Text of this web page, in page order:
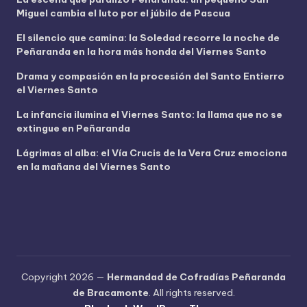
e
Miguel cambia el luto por el júbilo de Pascua
El silencio que camina: la Soledad recorre la noche de
Peñaranda en la hora más honda del Viernes Santo
Drama y compasión en la procesión del Santo Entierro
el Viernes Santo
La infancia ilumina el Viernes Santo: la llama que no se
extingue en Peñaranda
Lágrimas al alba: el Vía Crucis de la Vera Cruz emociona
en la mañana del Viernes Santo
Copyright 2026 — Hermandad de Cofradías Peñaranda
de Bracamonte. All rights reserved.